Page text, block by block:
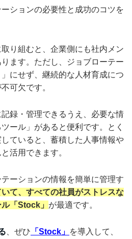
ションの必要性と成功のコツを
り組むと、企業側にも社内メン
ます。ただし、ジョブローテー
にせず、継続的な人材育成につ
可欠です。
録・管理できるうえ、必要な情
ール」があると便利です。とく
ていると、蓄積した人事情報や
活用できます。
ーションの情報を簡単に管理す
て、すべての社員がストレスな
「Stock」 が最適です。
、ぜひ 「Stock」 を導入して、